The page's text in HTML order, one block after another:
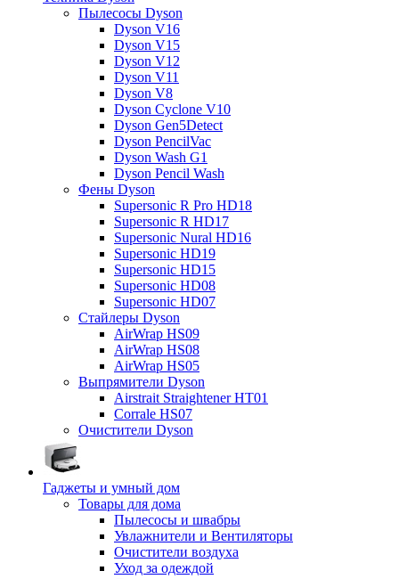
Пылесосы Dyson
Dyson V16
Dyson V15
Dyson V12
Dyson V11
Dyson V8
Dyson Cyclone V10
Dyson Gen5Detect
Dyson PencilVac
Dyson Wash G1
Dyson Pencil Wash
Фены Dyson
Supersonic R Pro HD18
Supersonic R HD17
Supersonic Nural HD16
Supersonic HD19
Supersonic HD15
Supersonic HD08
Supersonic HD07
Стайлеры Dyson
AirWrap HS09
AirWrap HS08
AirWrap HS05
Выпрямители Dyson
Airstrait Straightener HT01
Corrale HS07
Очистители Dyson
Гаджеты и умный дом
Товары для дома
Пылесосы и швабры
Увлажнители и Вентиляторы
Очистители воздуха
Уход за одеждой